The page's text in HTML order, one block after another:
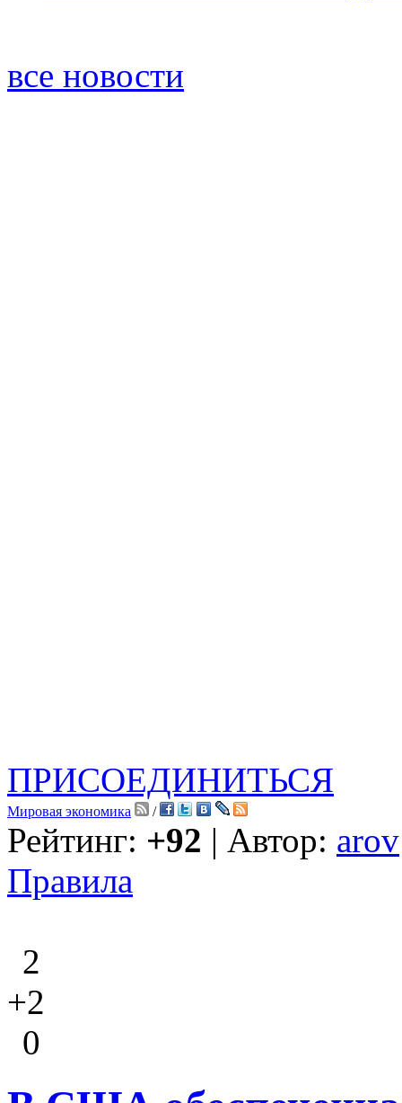
все новости
ПРИСОЕДИНИТЬСЯ
Мировая экономика /
Рейтинг: +92 | Автор: arov
Правила
2
+2
0